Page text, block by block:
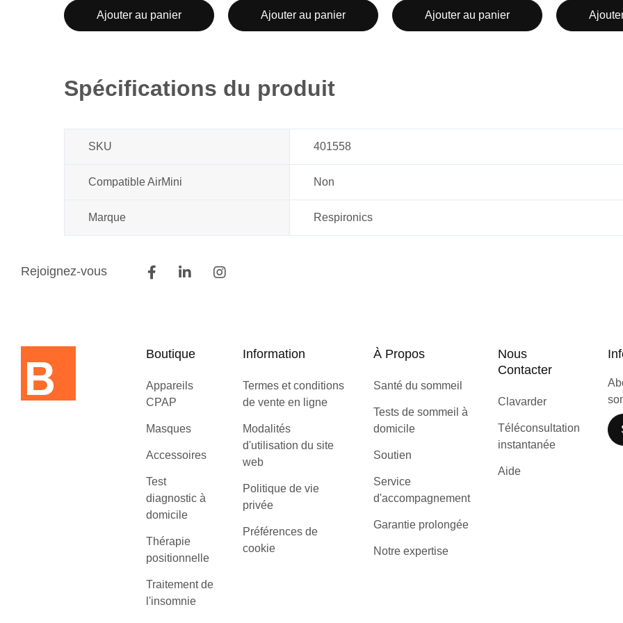
Ajouter au panier Ajouter au panier Ajouter au panier
Spécifications du produit
SKU 401558
Compatible AirMini Non
Marque Respironics
Rejoignez-vous
Boutique
Appareils
CPAP
Masques
Accessoires
Test
diagnostic à
domicile
Thérapie
positionnelle
Traitement de
l'insomnie
Information
Termes et conditions
de vente en ligne
Modalités
d'utilisation du site
web
Politique de vie
privée
Préférences de
cookie
À Propos
Santé du sommeil
Tests de sommeil à
domicile
Soutien
Service
d'accompagnement
Garantie prolongée
Notre expertise
Nous
Contacter
Clavarder
Téléconsultation
instantanée
Aide